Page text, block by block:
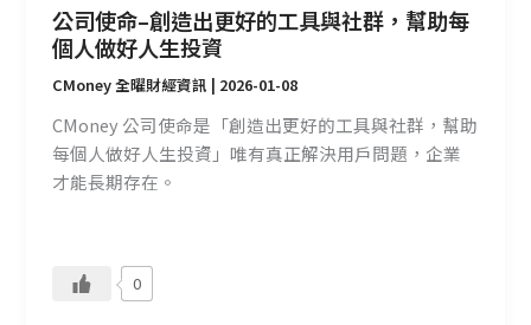
公司使命–創造出更好的工具與社群，幫助每
個人做好人生投資
CMoney 全曜財經資訊 | 2026-01-08
CMoney 公司使命是「創造出更好的工具與社群，幫助
每個人做好人生投資」唯有真正解決用戶問題，企業
才能長期存在。
0
與
社
幫
助
每
個